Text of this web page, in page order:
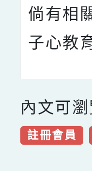
倘有相
子心教
內文可瀏
註冊會員